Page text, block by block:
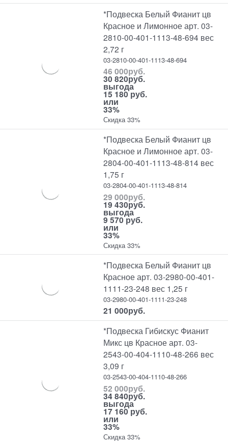
*Подвеска Белый Фианит цв
Красное и Лимонное арт. 03-
2810-00-401-1113-48-694 вес
2,72 г
03-2810-00-401-1113-48-694
46 000руб.
30 820руб.
выгода
15 180 руб.
или
33%
Скидка 33%
*Подвеска Белый Фианит цв
Красное и Лимонное арт. 03-
2804-00-401-1113-48-814 вес
1,75 г
03-2804-00-401-1113-48-814
29 000руб.
19 430руб.
выгода
9 570 руб.
или
33%
Скидка 33%
*Подвеска Белый Фианит цв
Красное арт. 03-2980-00-401-
1111-23-248 вес 1,25 г
03-2980-00-401-1111-23-248
21 000руб.
*Подвеска Гибискус Фианит
Микс цв Красное арт. 03-
2543-00-404-1110-48-266 вес
3,09 г
03-2543-00-404-1110-48-266
52 000руб.
34 840руб.
выгода
17 160 руб.
или
33%
Скидка 33%